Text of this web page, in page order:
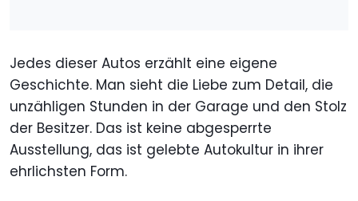
Jedes dieser Autos erzählt eine eigene
Geschichte. Man sieht die Liebe zum Detail, die
unzähligen Stunden in der Garage und den Stolz
der Besitzer. Das ist keine abgesperrte
Ausstellung, das ist gelebte Autokultur in ihrer
ehrlichsten Form.